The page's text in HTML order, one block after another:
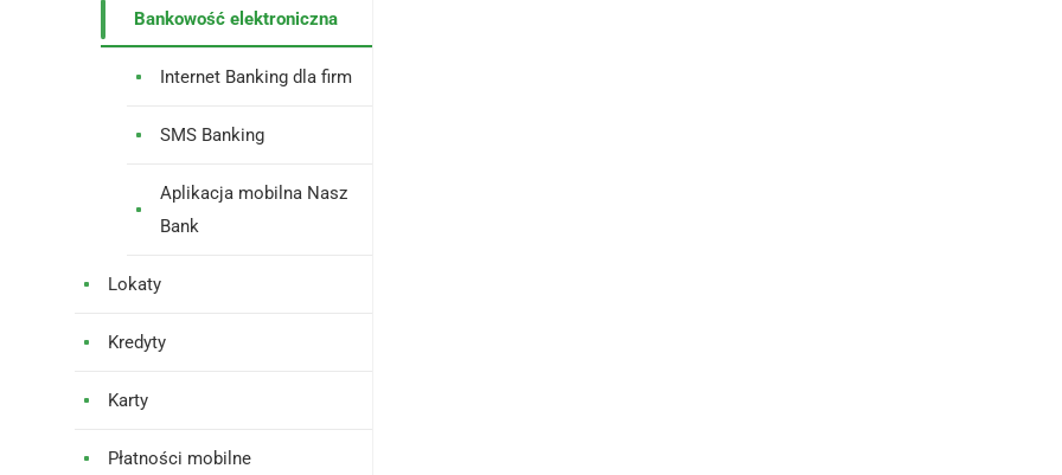
Bankowość elektroniczna
Internet Banking dla firm
SMS Banking
Aplikacja mobilna Nasz
Bank
Lokaty
Kredyty
Karty
Płatności mobilne